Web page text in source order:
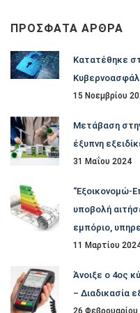
ΠΡΌΣΦΑΤΑ ΆΡΘΡΑ
Κατατέθηκε
15 Νοεμβρίου
Μετάβαση
έξυπνη
31 Μαΐου 2024
“Εξοικονομώ-
υποβολή
εμπόριο,
11 Μαρτίου
Άνοιξε ο 4ος
– Διαδικασία
26 Φεβρουαρίου